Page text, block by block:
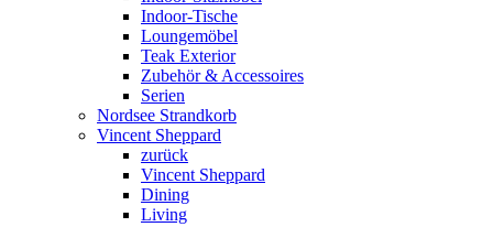
Indoor-Tische
Loungemöbel
Teak Exterior
Zubehör & Accessoires
Serien
Nordsee Strandkorb
Vincent Sheppard
zurück
Vincent Sheppard
Dining
Living